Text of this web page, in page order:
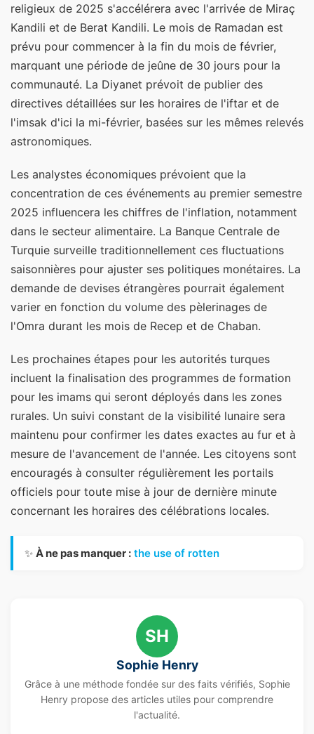
religieux de 2025 s'accélérera avec l'arrivée de Miraç
Kandili et de Berat Kandili. Le mois de Ramadan est
prévu pour commencer à la fin du mois de février,
marquant une période de jeûne de 30 jours pour la
communauté. La Diyanet prévoit de publier des
directives détaillées sur les horaires de l'iftar et de
l'imsak d'ici la mi-février, basées sur les mêmes relevés
astronomiques.
Les analystes économiques prévoient que la
concentration de ces événements au premier semestre
2025 influencera les chiffres de l'inflation, notamment
dans le secteur alimentaire. La Banque Centrale de
Turquie surveille traditionnellement ces fluctuations
saisonnières pour ajuster ses politiques monétaires. La
demande de devises étrangères pourrait également
varier en fonction du volume des pèlerinages de
l'Omra durant les mois de Recep et de Chaban.
Les prochaines étapes pour les autorités turques
incluent la finalisation des programmes de formation
pour les imams qui seront déployés dans les zones
rurales. Un suivi constant de la visibilité lunaire sera
maintenu pour confirmer les dates exactes au fur et à
mesure de l'avancement de l'année. Les citoyens sont
encouragés à consulter régulièrement les portails
officiels pour toute mise à jour de dernière minute
concernant les horaires des célébrations locales.
✨ À ne pas manquer : the use of rotten
SH
Sophie Henry
Grâce à une méthode fondée sur des faits vérifiés, Sophie
Henry propose des articles utiles pour comprendre
l'actualité.